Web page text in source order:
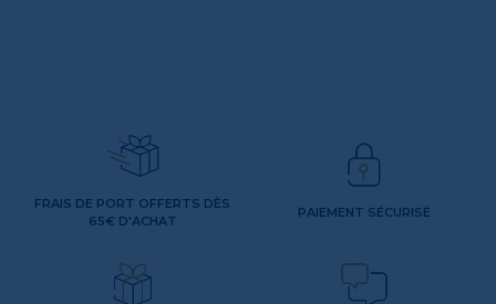
FRAIS DE PORT OFFERTS DÈS
65€ D'ACHAT
PAIEMENT SÉCURISÉ